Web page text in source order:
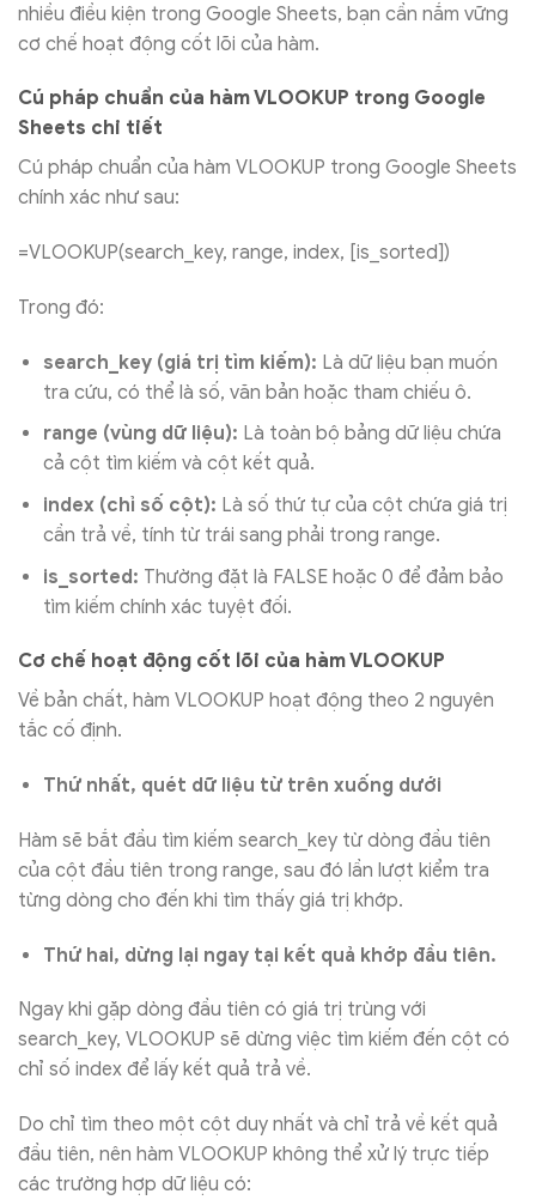
nhiều điều kiện trong Google Sheets, bạn cần nắm vững
cơ chế hoạt động cốt lõi của hàm.
Cú pháp chuẩn của hàm VLOOKUP trong Google
Sheets chi tiết
Cú pháp chuẩn của hàm VLOOKUP trong Google Sheets
chính xác như sau:
=VLOOKUP(search_key, range, index, [is_sorted])
Trong đó:
search_key (giá trị tìm kiếm): Là dữ liệu bạn muốn
tra cứu, có thể là số, văn bản hoặc tham chiếu ô.
range (vùng dữ liệu): Là toàn bộ bảng dữ liệu chứa
cả cột tìm kiếm và cột kết quả.
index (chỉ số cột): Là số thứ tự của cột chứa giá trị
cần trả về, tính từ trái sang phải trong range.
is_sorted: Thường đặt là FALSE hoặc 0 để đảm bảo
tìm kiếm chính xác tuyệt đối.
Cơ chế hoạt động cốt lõi của hàm VLOOKUP
Về bản chất, hàm VLOOKUP hoạt động theo 2 nguyên
tắc cố định.
Thứ nhất, quét dữ liệu từ trên xuống dưới
Hàm sẽ bắt đầu tìm kiếm search_key từ dòng đầu tiên
của cột đầu tiên trong range, sau đó lần lượt kiểm tra
từng dòng cho đến khi tìm thấy giá trị khớp.
Thứ hai, dừng lại ngay tại kết quả khớp đầu tiên.
Ngay khi gặp dòng đầu tiên có giá trị trùng với
search_key, VLOOKUP sẽ dừng việc tìm kiếm đến cột có
chỉ số index để lấy kết quả trả về.
Do chỉ tìm theo một cột duy nhất và chỉ trả về kết quả
đầu tiên, nên hàm VLOOKUP không thể xử lý trực tiếp
các trường hợp dữ liệu có: